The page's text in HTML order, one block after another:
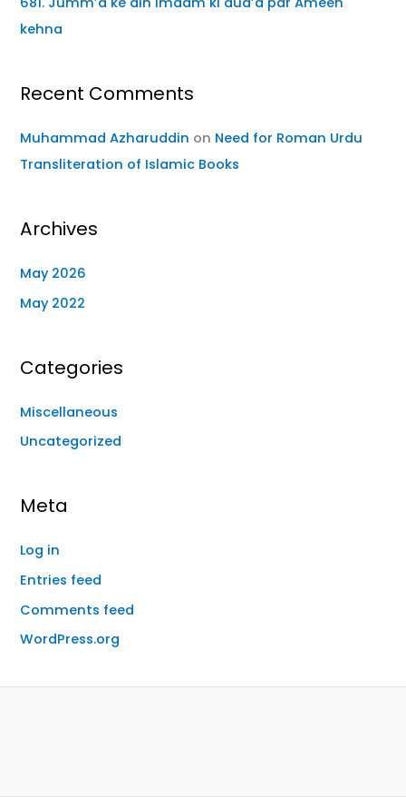
kehna
Recent Comments
Muhammad Azharuddin on Need for Roman Urdu
Transliteration of Islamic Books
Archives
May 2026
May 2022
Categories
Miscellaneous
Uncategorized
Meta
Log in
Entries feed
Comments feed
WordPress.org